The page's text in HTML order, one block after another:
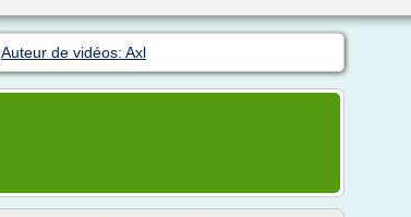
Auteur de vidéos: Axl